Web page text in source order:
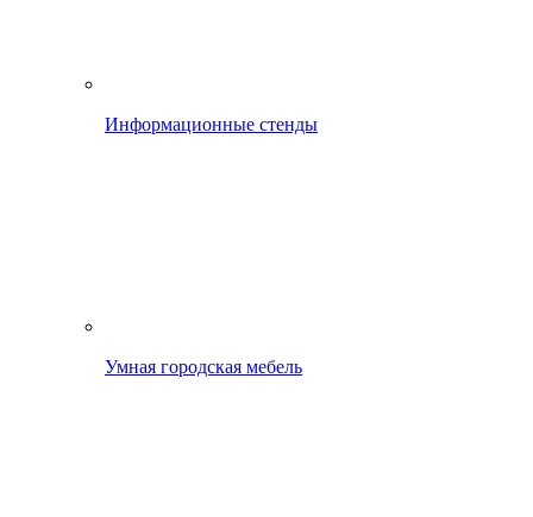
Информационные стенды
Умная городская мебель